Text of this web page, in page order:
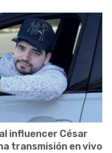
influencer César
transmisión en vivo